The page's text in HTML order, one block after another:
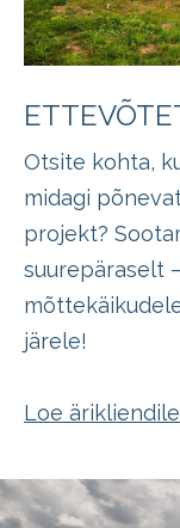
Otsite kohta,
midagi
projekt?
suurepäraselt
järele!
Loe